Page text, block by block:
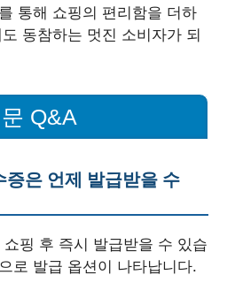
통해 쇼핑의 편리함을 더하
동참하는 멋진 소비자가 되
Q&A
증은 언제 발급받을 수
핑 후 즉시 발급받을 수 있습
로 발급 옵션이 나타납니다.